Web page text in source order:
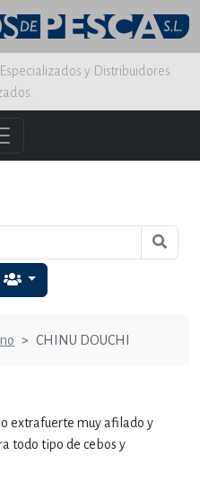
y Distribuidores
CHINU DOUCHI
extrafuerte muy afilado y
todo tipo de cebos y